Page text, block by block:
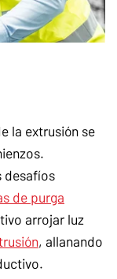
la extrusión se
desafíos
de purga
arrojar luz
, allanando